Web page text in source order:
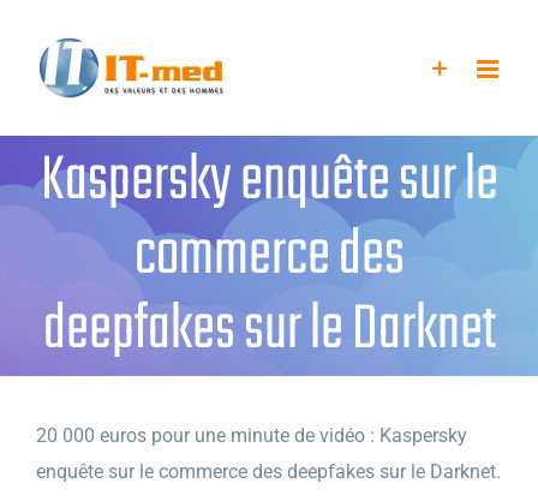
contenu
Kaspersky enquête sur le
commerce des
deepfakes sur le Darknet
20 000 euros pour une minute de vidéo : Kaspersky
enquête sur le commerce des deepfakes sur le Darknet.